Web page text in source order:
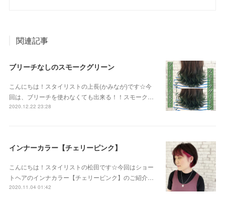
関連記事
ブリーチなしのスモークグリーン
こんにちは！スタイリストの上長(かみなが)です☆今
回は、ブリーチを使わなくても出来る！！スモーク…
2020.12.22 23:28
インナーカラー【チェリーピンク】
こんにちは！スタイリストの松田です☆今回はショー
トヘアのインナカラー【チェリーピンク】のご紹介…
2020.11.04 01:42